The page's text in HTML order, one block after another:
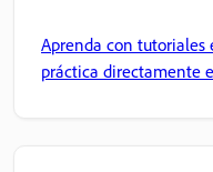
Aprenda con tutoriales
práctica directamente